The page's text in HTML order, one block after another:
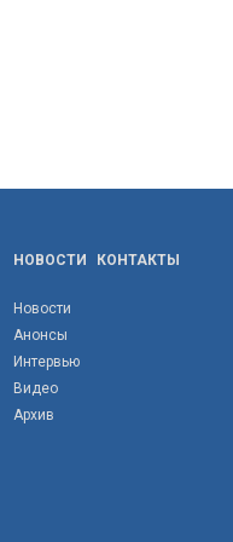
НОВОСТИ
Новости
Анонсы
Интервью
Видео
Архив
КОНТАКТЫ